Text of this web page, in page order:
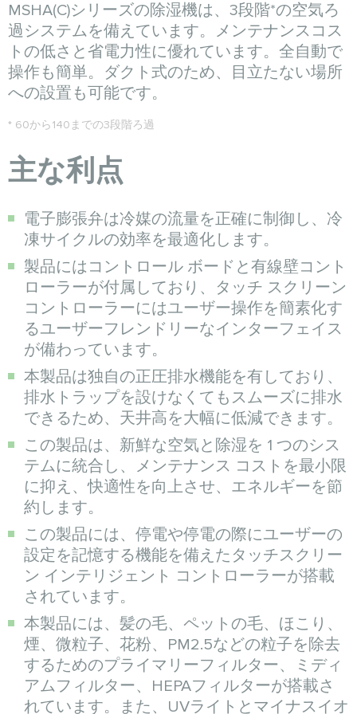
MSHA(C)シリーズの除湿機は、3段階*の空気ろ
過システムを備えています。メンテナンスコス
トの低さと省電力性に優れています。全自動で
操作も簡単。ダクト式のため、目立たない場所
への設置も可能です。
* 60から140までの3段階ろ過
主な利点
電子膨張弁は冷媒の流量を正確に制御し、冷
凍サイクルの効率を最適化します。
製品にはコントロール ボードと有線壁コント
ローラーが付属しており、タッチ スクリーン
コントローラーにはユーザー操作を簡素化す
るユーザーフレンドリーなインターフェイス
が備わっています。
本製品は独自の正圧排水機能を有しており、
排水トラップを設けなくてもスムーズに排水
できるため、天井高を大幅に低減できます。
この製品は、新鮮な空気と除湿を 1 つのシス
テムに統合し、メンテナンス コストを最小限
に抑え、快適性を向上させ、エネルギーを節
約します。
この製品には、停電や停電の際にユーザーの
設定を記憶する機能を備えたタッチスクリー
ン インテリジェント コントローラーが搭載
されています。
本製品には、髪の毛、ペットの毛、ほこり、
煙、微粒子、花粉、PM2.5などの粒子を除去
するためのプライマリーフィルター、ミディ
アムフィルター、HEPAフィルターが搭載さ
れています。また、UVライトとマイナスイオ